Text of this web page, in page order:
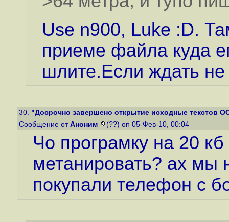
Use n900, Luke :D.
приеме файла куда
шлите.Если ждать не
30. "Досрочно завершено открытие исходные текстов
Сообщение от Аноним (??) on 05-Фев-10, 00:04
Чо програмку на 20
метанировать? ах мы
покупали телефон с